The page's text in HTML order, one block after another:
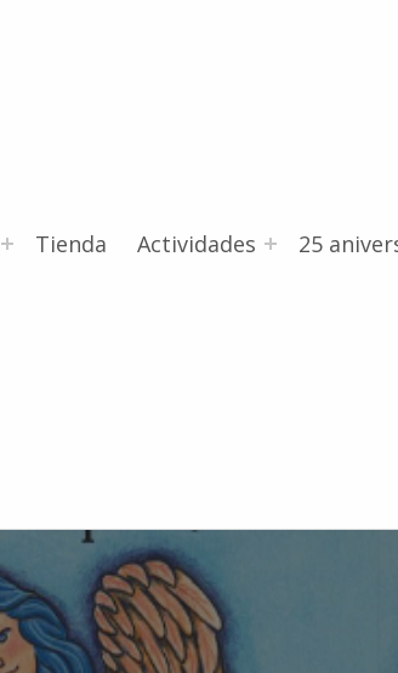
Tienda Actividades 25